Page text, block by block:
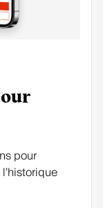
pour